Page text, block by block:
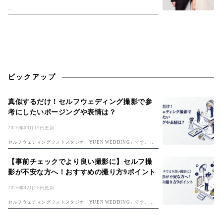
...
ピックアップ
2026年03月19日更新
真似するだけ！セルフウェディング撮影で参
考にしたいポージングや表情は？
セルフウェディングフォトスタジオ「YUEN WEDDING」です。 初
めてのセルフフォト！準備は「セルフ前撮り完全ガイド」、費用は
「フォトウェディング費用ガイド」もチェック。 楽しみな反面、 ・ど
んな...
2026年02月28日更新
【事前チェックでより良い撮影に】セルフ撮
影が不安な方へ！おすすめの撮り方9ポイント
セルフウェディングフォトスタジオ「YUEN WEDDING」です。セ
ルフ前撮りのコツは「セルフ前撮り完全ガイド」もご覧ください。 セ